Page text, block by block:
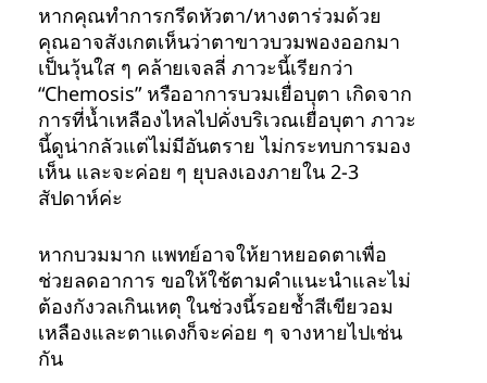
หากคุณทำการกรีดหัวตา/หางตาร่วมด้วย
คุณอาจสังเกตเห็นว่าตาขาวบวมพองออกมา
เป็นวุ้นใส ๆ คล้ายเจลลี่ ภาวะนี้เรียกว่า
“Chemosis” หรืออาการบวมเยื่อบุตา เกิดจาก
การที่น้ำเหลืองไหลไปคั่งบริเวณเยื่อบุตา ภาวะ
นี้ดูน่ากลัวแต่ไม่มีอันตราย ไม่กระทบการมอง
เห็น และจะค่อย ๆ ยุบลงเองภายใน 2-3
สัปดาห์ค่ะ
หากบวมมาก แพทย์อาจให้ยาหยอดตาเพื่อ
ช่วยลดอาการ ขอให้ใช้ตามคำแนะนำและไม่
ต้องกังวลเกินเหตุ ในช่วงนี้รอยช้ำสีเขียวอม
เหลืองและตาแดงก็จะค่อย ๆ จางหายไปเช่น
กัน